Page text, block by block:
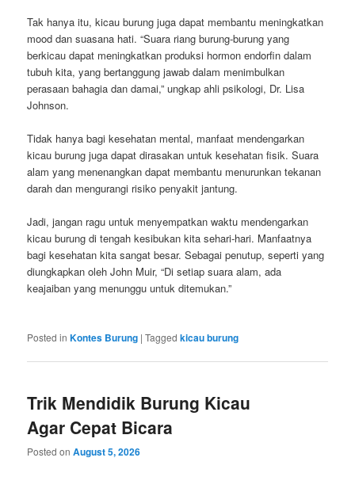
Tak hanya itu, kicau burung juga dapat membantu meningkatkan
mood dan suasana hati. “Suara riang burung-burung yang
berkicau dapat meningkatkan produksi hormon endorfin dalam
tubuh kita, yang bertanggung jawab dalam menimbulkan
perasaan bahagia dan damai,” ungkap ahli psikologi, Dr. Lisa
Johnson.
Tidak hanya bagi kesehatan mental, manfaat mendengarkan
kicau burung juga dapat dirasakan untuk kesehatan fisik. Suara
alam yang menenangkan dapat membantu menurunkan tekanan
darah dan mengurangi risiko penyakit jantung.
Jadi, jangan ragu untuk menyempatkan waktu mendengarkan
kicau burung di tengah kesibukan kita sehari-hari. Manfaatnya
bagi kesehatan kita sangat besar. Sebagai penutup, seperti yang
diungkapkan oleh John Muir, “Di setiap suara alam, ada
keajaiban yang menunggu untuk ditemukan.”
Posted in Kontes Burung |Tagged kicau burung
Trik Mendidik Burung Kicau
Agar Cepat Bicara
Posted onAugust 5, 2026